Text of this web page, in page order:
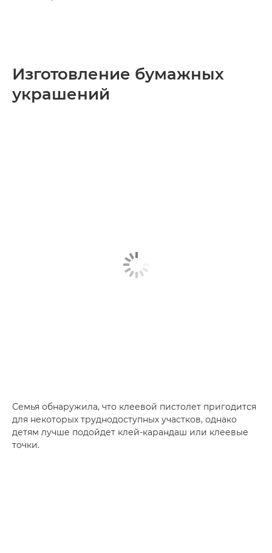
Изготовление бумажных
украшений
Семья обнаружила, что клеевой пистолет пригодится
для некоторых труднодоступных участков, однако
детям лучше подойдет клей-карандаш или клеевые
точки.